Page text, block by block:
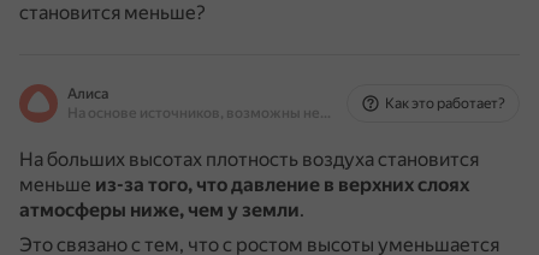
становится меньше?
Алиса
На основе источников, возможны неточности
Как это работает?
На больших высотах плотность воздуха становится
меньше из-за того, что давление в верхних слоях
атмосферы ниже, чем у земли.
Это связано с тем, что с ростом высоты уменьшается